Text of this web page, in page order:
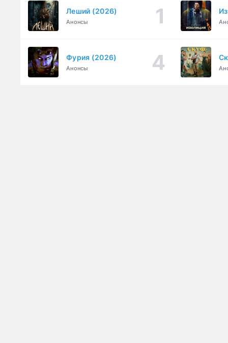
Леший (2026)
Анонсы
Фурия (2026)
Анонсы